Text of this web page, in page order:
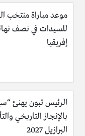
موعد مباراة منتخب
للسيدات في نصف
إفريقيا
الرئيس تبون يهنئ
بالإنجاز التاريخي
البرازيل 2027